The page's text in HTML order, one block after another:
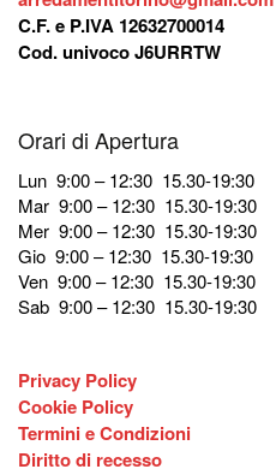
C.F. e P.IVA 12632700014
Cod. univoco J6URRTW
Orari di Apertura
Lun 9:00 – 12:30 15.30-19:30
Mar 9:00 – 12:30 15.30-19:30
Mer 9:00 – 12:30 15.30-19:30
Gio 9:00 – 12:30 15.30-19:30
Ven 9:00 – 12:30 15.30-19:30
Sab 9:00 – 12:30 15.30-19:30
Privacy Policy
Cookie Policy
Termini e Condizioni
Diritto di recesso